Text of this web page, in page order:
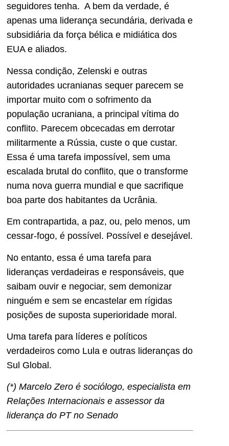
seguidores tenha. A bem da verdade, é
apenas uma liderança secundária, derivada e
subsidiária da força bélica e midiática dos
EUA e aliados.
Nessa condição, Zelenski e outras
autoridades ucranianas sequer parecem se
importar muito com o sofrimento da
população ucraniana, a principal vítima do
conflito. Parecem obcecadas em derrotar
militarmente a Rússia, custe o que custar.
Essa é uma tarefa impossível, sem uma
escalada brutal do conflito, que o transforme
numa nova guerra mundial e que sacrifique
boa parte dos habitantes da Ucrânia.
Em contrapartida, a paz, ou, pelo menos, um
cessar-fogo, é possível. Possível e desejável.
No entanto, essa é uma tarefa para
lideranças verdadeiras e responsáveis, que
saibam ouvir e negociar, sem demonizar
ninguém e sem se encastelar em rígidas
posições de suposta superioridade moral.
Uma tarefa para líderes e políticos
verdadeiros como Lula e outras lideranças do
Sul Global.
(*) Marcelo Zero é sociólogo, especialista em
Relações Internacionais e assessor da
liderança do PT no Senado